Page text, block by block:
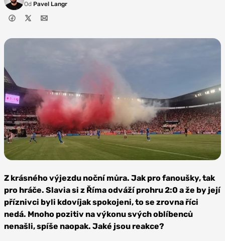
Od Pavel Langr
Lenka
Gillová
Z krásného výjezdu noční můra. Jak pro fanoušky, tak
pro hráče. Slavia si z Říma odváží prohru 2:0 a že by její
příznivci byli kdovíjak spokojeni, to se zrovna říci
nedá. Mnoho pozitiv na výkonu svých oblíbenců
nenašli, spíše naopak. Jaké jsou reakce?